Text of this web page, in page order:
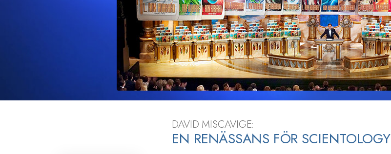
DAVID MISCAVIGE:
EN RENÄSSANS FÖR SCIENTOLOGY